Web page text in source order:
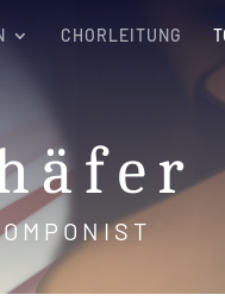
CHORLEITUNG